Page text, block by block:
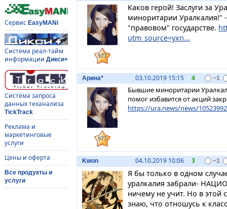
Сервис EasyMANi
Система реал-тайм
информации Дикси+
Система запроса
данных теханализа
TickTrack
Реклама и
маркетинговые
услуги
Цены и оферта
Все продукты и
услуги
977
Каков герой! Заслуги за
миноритарии Уралкалия!"
"правовом" государстве.
utm_source=yxn...
Арина* 03.10.2019 15:15 4 −1
977
Бывшие миноритарии
помог избавится от акций
https://ura.news/news/
Kwon 04.10.2019 10:06 3 −1
Я бы только в одном
уралкалия забрали-
ничему не учит. Но в этой
знаю, что отношусь к